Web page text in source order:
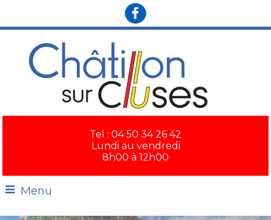
×
Tel : 04 50 34 26 42
Lundi au vendredi
8h00 à 12h00
Menu